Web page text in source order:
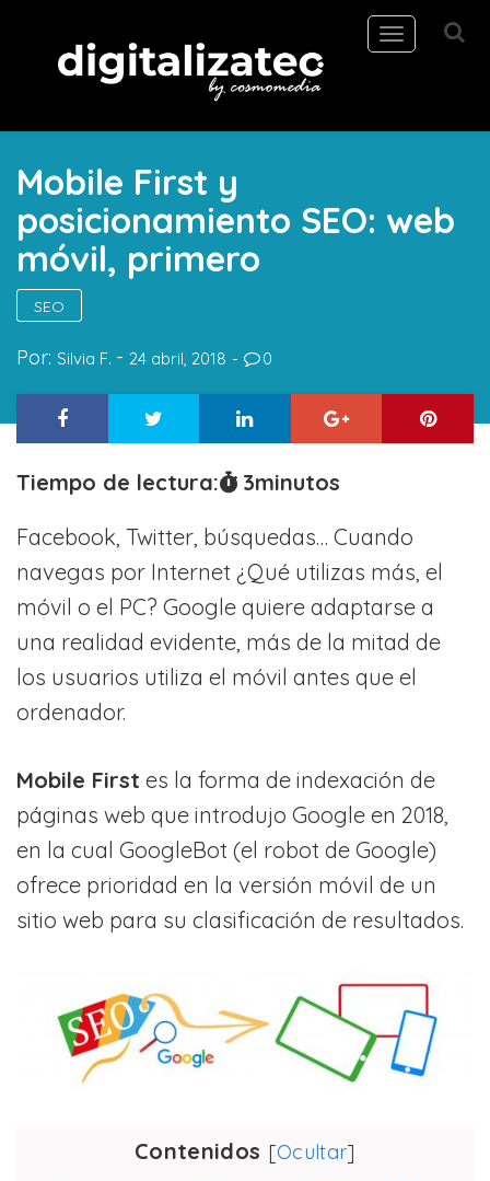
Toggle
navigation
Mobile First y
posicionamiento SEO: web
móvil, primero
SEO
Por: Silvia F. 24 abril, 2018 0
Tiempo de lectura: 3minutos
Facebook, Twitter, búsquedas… Cuando
navegas por Internet ¿Qué utilizas más, el
móvil o el PC? Google quiere adaptarse a
una realidad evidente, más de la mitad de
los usuarios utiliza el móvil antes que el
ordenador.
Mobile First es la forma de indexación de
páginas web que introdujo Google en 2018,
en la cual GoogleBot (el robot de Google)
ofrece prioridad en la versión móvil de un
sitio web para su clasificación de resultados.
Contenidos [Ocultar]